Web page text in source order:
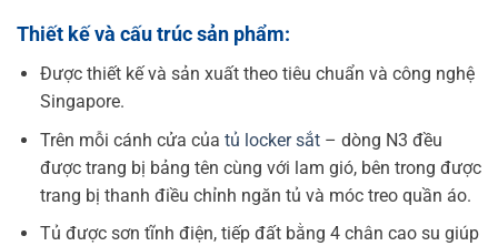
Thiết kế và cấu trúc sản phẩm:
Được thiết kế và sản xuất theo tiêu chuẩn và công nghệ
Singapore.
Trên mỗi cánh cửa của tủ locker sắt– dòng N3 đều
được trang bị bảng tên cùng với lam gió, bên trong được
trang bị thanh điều chỉnh ngăn tủ và móc treo quần áo.
Tủ được sơn tĩnh điện, tiếp đất bằng 4 chân cao su giúp